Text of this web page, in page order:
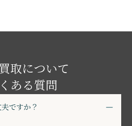
取について
ある質問
ですか？